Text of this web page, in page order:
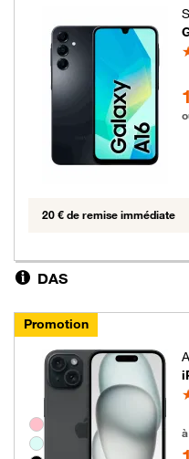
20 € de remise immédiate
DAS
Promotion
Groupe de couleurs